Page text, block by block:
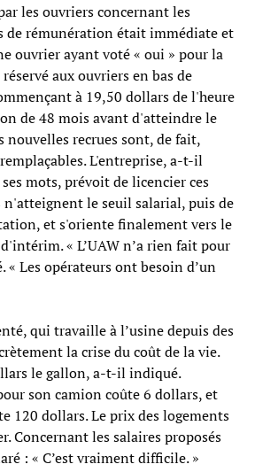
les ouvriers concernant les
de rémunération était immédiate et
ouvrier ayant voté « oui » pour la
aux ouvriers en bas de
à 19,50 dollars de l'heure
de 48 mois avant d'atteindre le
nouvelles recrues sont, de fait,
L'entreprise, a-t-il
mots, prévoit de licencier ces
le seuil salarial, puis de
et s'oriente finalement vers le
« L’UAW n’a rien fait pour
« Les opérateurs ont besoin d’un
qui travaille à l’usine depuis des
la crise du coût de la vie.
le gallon, a-t-il indiqué.
son camion coûte 6 dollars, et
120 dollars. Le prix des logements
Concernant les salaires proposés
: « C’est vraiment difficile. »